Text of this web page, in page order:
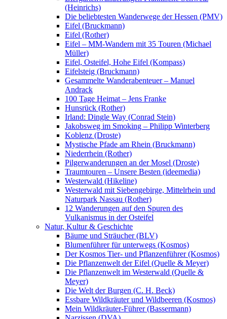
(Heinrichs)
Die beliebtesten Wanderwege der Hessen (PMV)
Eifel (Bruckmann)
Eifel (Rother)
Eifel – MM-Wandern mit 35 Touren (Michael
Müller)
Eifel, Osteifel, Hohe Eifel (Kompass)
Eifelsteig (Bruckmann)
Gesammelte Wanderabenteuer – Manuel
Andrack
100 Tage Heimat – Jens Franke
Hunsrück (Rother)
Irland: Dingle Way (Conrad Stein)
Jakobsweg im Smoking – Philipp Winterberg
Koblenz (Droste)
Mystische Pfade am Rhein (Bruckmann)
Niederrhein (Rother)
Pilgerwanderungen an der Mosel (Droste)
Traumtouren – Unsere Besten (ideemedia)
Westerwald (Hikeline)
Westerwald mit Siebengebirge, Mittelrhein und
Naturpark Nassau (Rother)
12 Wanderungen auf den Spuren des
Vulkanismus in der Osteifel
Natur, Kultur & Geschichte
Bäume und Sträucher (BLV)
Blumenführer für unterwegs (Kosmos)
Der Kosmos Tier- und Pflanzenführer (Kosmos)
Die Pflanzenwelt der Eifel (Quelle & Meyer)
Die Pflanzenwelt im Westerwald (Quelle &
Meyer)
Die Welt der Burgen (C. H. Beck)
Essbare Wildkräuter und Wildbeeren (Kosmos)
Mein Wildkräuter-Führer (Bassermann)